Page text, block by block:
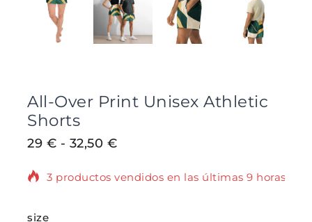
All-Over Print Unisex Athletic
Shorts
29 € - 32,50 €
3 productos vendidos en las últimas 9 horas
size